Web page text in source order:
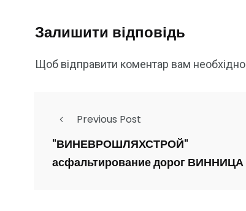
Залишити відповідь
Щоб відправити коментар вам необхідно
Previous Post
"ВИНЕВРОШЛЯХСТРОЙ"
асфальтирование дорог ВИННИЦА